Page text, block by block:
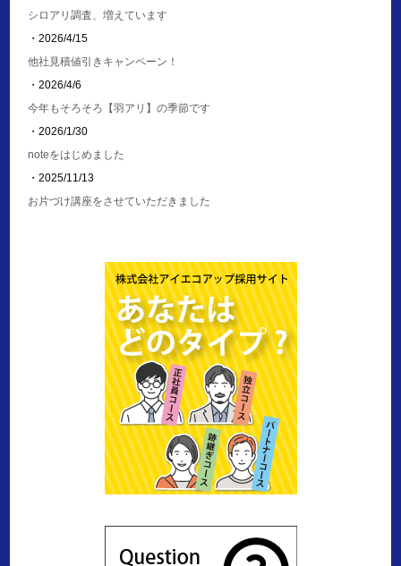
シロアリ調査、増えています
・2026/4/15
他社見積値引きキャンペーン！
・2026/4/6
今年もそろそろ【羽アリ】の季節です
・2026/1/30
noteをはじめました
・2025/11/13
お片づけ講座をさせていただきました